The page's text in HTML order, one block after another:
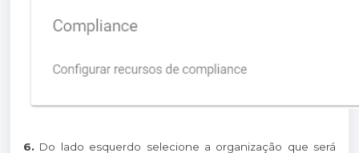
6. Do lado esquerdo selecione a organização que será